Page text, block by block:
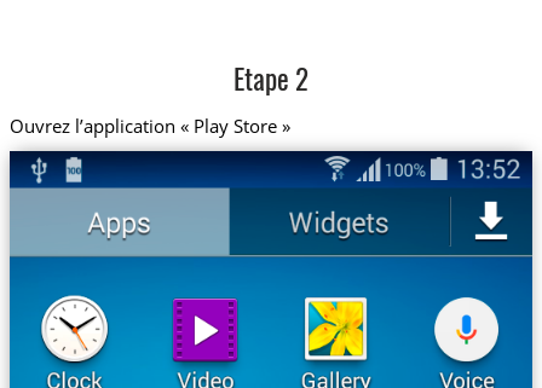
Etape 2
Ouvrez l’application « Play Store »